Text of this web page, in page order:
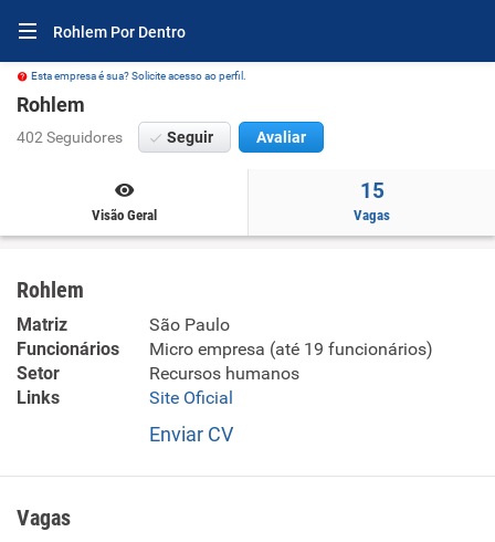
Rohlem Por Dentro
Esta empresa é sua? Solicite acesso ao perfil.
Rohlem
402 Seguidores Seguir Avaliar
Visão Geral
15
Vagas
Rohlem
Matriz
São Paulo
Funcionários
Micro empresa (até 19 funcionários)
Setor
Recursos humanos
Links
Site Oficial
Enviar CV
- Locação de mão-de-obra temporária
Vagas